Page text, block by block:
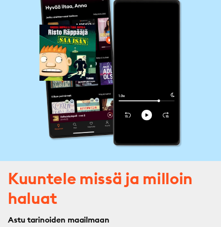
Kuuntele missä ja milloin
haluat
Astu tarinoiden maailmaan